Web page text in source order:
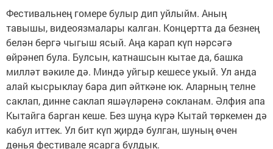
Фестивальнең гомере булыр дип уйлыйм. Аның
тавышы, видеоязмалары калган. Концертта да безнең
белән бергә чыгыш ясый. Аңа карап күп нәрсәгә
өйрәнеп була. Булсын, катнашсын кытае да, башка
милләт вәкиле дә. Миндә уйгыр кешесе укый. Ул анда
алай кысрыклау бара дип әйткәне юк. Аларның телне
саклап, динне саклап яшәүләренә сокланам. Әлфия апа
Кытайга барган кеше. Без шуңа күрә Кытай төркемен дә
кабул иттек. Ул бит күп җирдә булган, шуның өчен
дөнья фестивале ясарга булдык.